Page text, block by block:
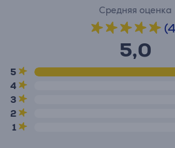
Средняя оценка
5,0
5
4
3
2
1